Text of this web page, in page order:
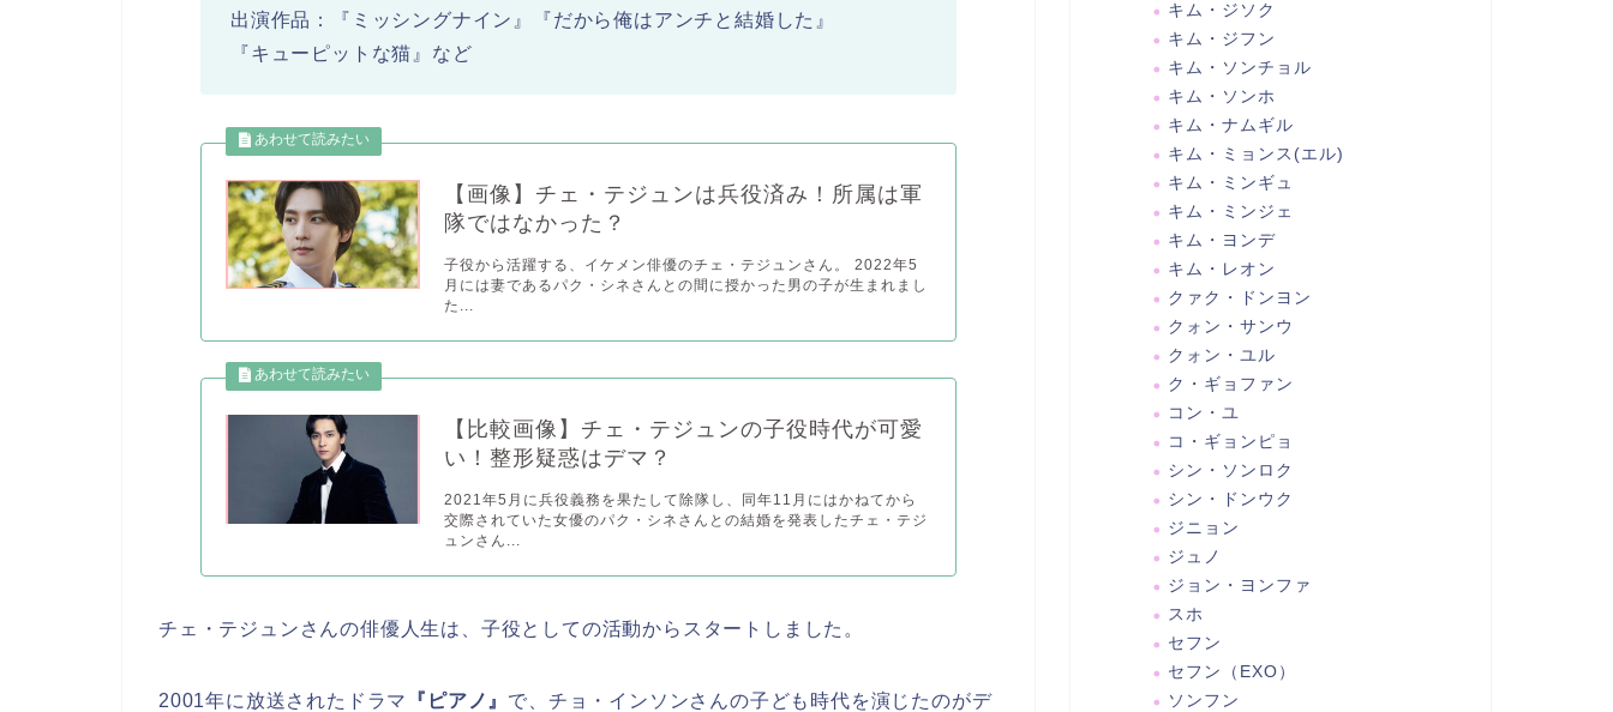
出演作品：『ミッシングナイン』『だから俺はアンチと結婚した』
『キューピットな猫』など
【画像】チェ・テジュンは兵役済み！所属は軍
隊ではなかった？
子役から活躍する、イケメン俳優のチェ・テジュンさん。 2022年5
月には妻であるパク・シネさんとの間に授かった男の子が生まれまし
た...
【比較画像】チェ・テジュンの子役時代が可愛
い！整形疑惑はデマ？
2021年5月に兵役義務を果たして除隊し、同年11月にはかねてから
交際されていた女優のパク・シネさんとの結婚を発表したチェ・テジ
ュンさん...
チェ・テジュンさんの俳優人生は、子役としての活動からスタートしました。
2001年に放送されたドラマ 『ピアノ』 で、チョ・インソンさんの子ども時代を演じたのがデ
キム・ジソク
キム・ジフン
キム・ソンチョル
キム・ソンホ
キム・ナムギル
キム・ミョンス(エル)
キム・ミンギュ
キム・ミンジェ
キム・ヨンデ
キム・レオン
クァク・ドンヨン
クォン・サンウ
クォン・ユル
ク・ギョファン
コン・ユ
コ・ギョンピョ
シン・ソンロク
シン・ドンウク
ジニョン
ジュノ
ジョン・ヨンファ
スホ
セフン
セフン（EXO）
ソンフン